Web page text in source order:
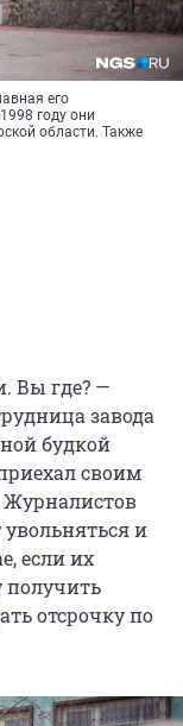
его
году они
области. Также
Вы где? —
завода
будкой
своим
Журналистов
и
если их
получить
отсрочку по